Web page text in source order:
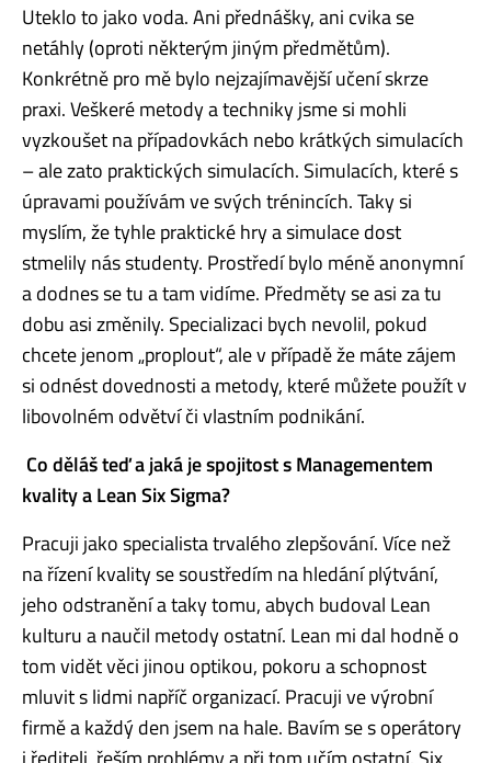
Uteklo to jako voda. Ani přednášky, ani cvika se
netáhly (oproti některým jiným předmětům).
Konkrétně pro mě bylo nejzajímavější učení skrze
praxi. Veškeré metody a techniky jsme si mohli
vyzkoušet na případovkách nebo krátkých simulacích
– ale zato praktických simulacích. Simulacích, které s
úpravami používám ve svých trénincích. Taky si
myslím, že tyhle praktické hry a simulace dost
stmelily nás studenty. Prostředí bylo méně anonymní
a dodnes se tu a tam vidíme. Předměty se asi za tu
dobu asi změnily. Specializaci bych nevolil, pokud
chcete jenom „proplout“, ale v případě že máte zájem
si odnést dovednosti a metody, které můžete použít v
libovolném odvětví či vlastním podnikání.
Co děláš teď a jaká je spojitost s Managementem
kvality a Lean Six Sigma?
Pracuji jako specialista trvalého zlepšování. Více než
na řízení kvality se soustředím na hledání plýtvání,
jeho odstranění a taky tomu, abych budoval Lean
kulturu a naučil metody ostatní. Lean mi dal hodně o
tom vidět věci jinou optikou, pokoru a schopnost
mluvit s lidmi napříč organizací. Pracuji ve výrobní
firmě a každý den jsem na hale. Bavím se s operátory